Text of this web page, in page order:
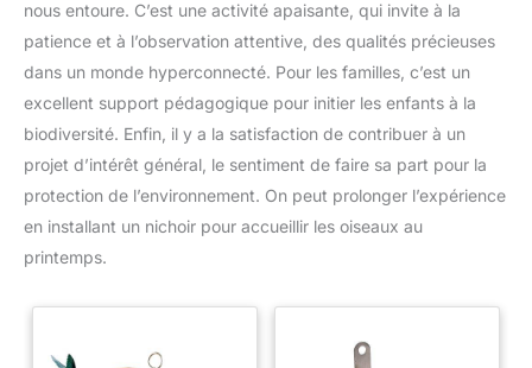
nous entoure. C’est une activité apaisante, qui invite à la
patience et à l’observation attentive, des qualités précieuses
dans un monde hyperconnecté. Pour les familles, c’est un
excellent support pédagogique pour initier les enfants à la
biodiversité. Enfin, il y a la satisfaction de contribuer à un
projet d’intérêt général, le sentiment de faire sa part pour la
protection de l’environnement. On peut prolonger l’expérience
en installant un nichoir pour accueillir les oiseaux au
printemps.